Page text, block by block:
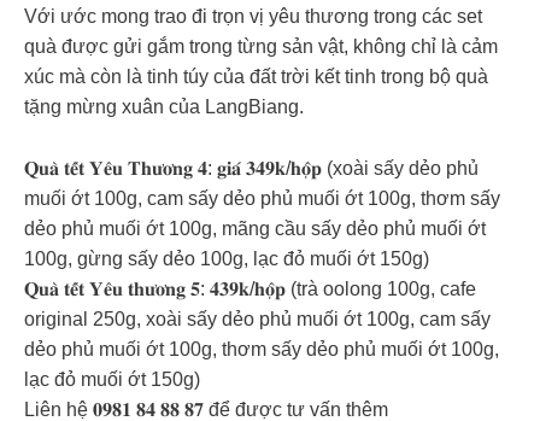
Với ước mong trao đi trọn vị yêu thương trong các set
quà được gửi gắm trong từng sản vật, không chỉ là cảm
xúc mà còn là tinh túy của đất trời kết tinh trong bộ quà
tặng mừng xuân của LangBiang.
𝐐𝐮𝐚̀ 𝐭𝐞̂́𝐭 𝐘𝐞̂𝐮 𝐓𝐡𝐮̛𝐨̛𝐧𝐠 𝟒: 𝐠𝐢𝐚́ 𝟑𝟒𝟗𝐤/𝐡𝐨̣̂𝐩 (xoài sấy dẻo phủ
muối ớt 100g, cam sấy dẻo phủ muối ớt 100g, thơm sấy
dẻo phủ muối ớt 100g, mãng cầu sấy dẻo phủ muối ớt
100g, gừng sấy dẻo 100g, lạc đỏ muối ớt 150g)
𝐐𝐮𝐚̀ 𝐭𝐞̂́𝐭 𝐘𝐞̂𝐮 𝐭𝐡𝐮̛𝐨̛𝐧𝐠 𝟓: 𝟒𝟑𝟗𝐤/𝐡𝐨̣̂𝐩 (trà oolong 100g, cafe
original 250g, xoài sấy dẻo phủ muối ớt 100g, cam sấy
dẻo phủ muối ớt 100g, thơm sấy dẻo phủ muối ớt 100g,
lạc đỏ muối ớt 150g)
Liên hệ 𝟎𝟗𝟖𝟏 𝟖𝟒 𝟖𝟖 𝟖𝟕 để được tư vấn thêm